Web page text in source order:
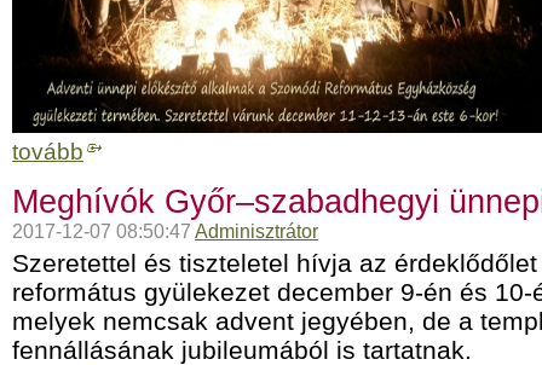
tovább
Meghívók Győr–szabadhegyi
2017-12-07 08:50:47 Adminisztrátor
Szeretettel és tiszteletel hívja az
református gyülekezet december 9-én és
melyek nemcsak advent jegyében, de a
fennállásának jubileumából is tartatnak.